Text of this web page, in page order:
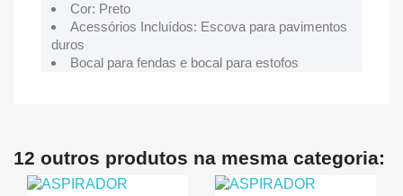
Cor: Preto
Acessórios Incluídos: Escova para pavimentos
duros
Bocal para fendas e bocal para estofos
12 outros produtos na mesma categoria: